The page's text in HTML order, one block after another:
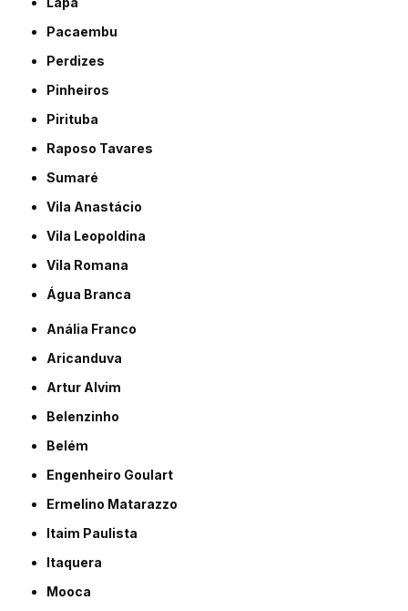
Pacaembu
Perdizes
Pinheiros
Pirituba
Raposo Tavares
Sumaré
Vila Anastácio
Vila Leopoldina
Vila Romana
Água Branca
Anália Franco
Aricanduva
Artur Alvim
Belenzinho
Belém
Engenheiro Goulart
Ermelino Matarazzo
Itaim Paulista
Itaquera
Mooca